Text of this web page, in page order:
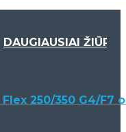
DAUGIAUSIAI
250/350 G4/F7